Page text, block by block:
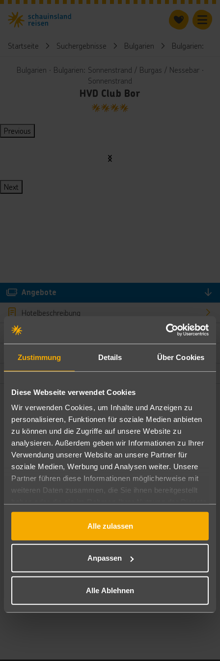
Zustimmung Details Über Cookies
Diese Webseite verwendet Cookies
Wir verwenden Cookies, um Inhalte und Anzeigen zu
personalisieren, Funktionen für soziale Medien anbieten
zu können und die Zugriffe auf unsere Website zu
analysieren. Außerdem geben wir Informationen zu Ihrer
Verwendung unserer Website an unsere Partner für
soziale Medien, Werbung und Analysen weiter. Unsere
Partner führen diese Informationen möglicherweise mit
weiteren Daten zusammen, die Sie ihnen bereitgestellt
gesammelt haben.
Alle zulassen
Anpassen
Alle Ablehnen
Startseite Suchergebnisse Bulgarien Bulgarien:
Bulgarien ∙ Bulgarien: Sonnenstrand / Burgas / Nessebar ∙
Sonnenstrand
HVD Club Bor
4
Previous
Next
Angebote
Hotelbeschreibung
Hotelmerkmale
Bewertungen
Lage und Umgebung
Angebote filtern
Ändere die Kriterien nach deinen Wünschen
Pauschal Nur Hotel
Abflughafen
Reisezeitraum
09.08.26–07.08.27 7-21 Nächte
2 Erwachsene Keine Kinder